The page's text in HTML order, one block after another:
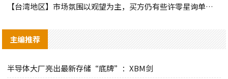
【台湾地区】市场氛围以观望为主，买方仍有些许零星询单释出
主编推荐
半导体大厂亮出最新存储“底牌”：XBM剑